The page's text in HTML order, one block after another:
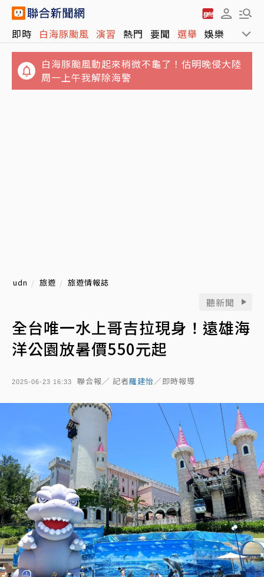
即時 白海豚颱風 演習 熱門 要聞 選舉 娛樂 運動
白海豚颱風動起來稍微不龜了！估明晚侵大陸
周一上午我解除海警
udn 旅遊 旅遊情報誌
聽新聞
全台唯一水上哥吉拉現身！遠雄海
洋公園放暑價550元起
2025-06-23 16:33 聯合報／ 記者羅建怡／即時報導